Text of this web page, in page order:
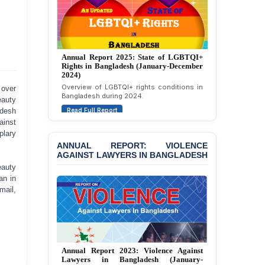
in
Intimidation, and
Interference in the
Democratic Governance
of the Legal Profession in
Bangladesh
Dismissal of Two
University Teachers on
Allegations of
“Blasphemy” — A Gross
Violation of Justice,
Academic Freedom, and
Human Rights
BANGLADESH ALERT:
JMBF Expresses Deep
Concern over the
Passage of a Bill Granting
Immunity from All
Liabilities to July
Protesters
BANGLADESH ALERT:
Annual Report 2024: State of LGBTQI+
Rights in Bangladesh (January-December
2023)
Bangladesh during 2023.
Read Full Report
ANNUAL REPORT: VIOLENCE
AGAINST LAWYERS IN BANGLADESH
JMBF Report 2025: Crackdown Against
Independence of Lawyers in Bangladesh